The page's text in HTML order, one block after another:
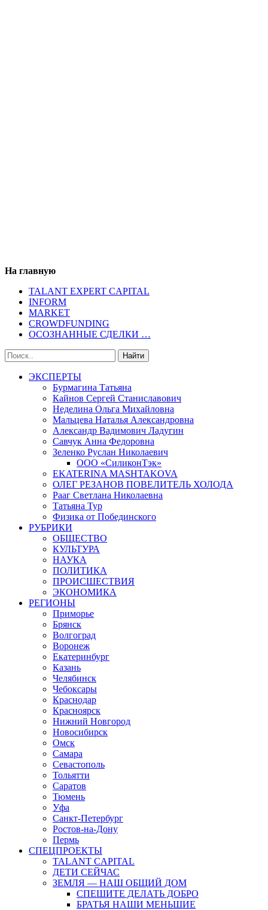
На главную
TALANT EXPERT CAPITAL
INFORM
MARKET
CROWDFUNDING
ОСОЗНАННЫЕ СДЕЛКИ …
ЭКСПЕРТЫ
Бурмагина Татьяна
Кайнов Сергей Станиславович
Неделина Ольга Михайловна
Мальцева Наталья Александровна
Александр Вадимович Ладугин
Савчук Анна Федоровна
Зеленко Руслан Николаевич
ООО «СиликонТэк»
EKATERINA MASHTAKOVA
ОЛЕГ РЕЗАНОВ ПОВЕЛИТЕЛЬ ХОЛОДА
Рааг Светлана Николаевна
Татьяна Тур
Физика от Побединского
РУБРИКИ
ОБЩЕСТВО
КУЛЬТУРА
НАУКА
ПОЛИТИКА
ПРОИСШЕСТВИЯ
ЭКОНОМИКА
РЕГИОНЫ
Приморье
Брянск
Волгоград
Воронеж
Екатеринбург
Казань
Челябинск
Чебоксары
Краснодар
Красноярск
Нижний Новгород
Новосибирск
Омск
Самара
Севастополь
Тольятти
Саратов
Тюмень
Уфа
Санкт-Петербург
Ростов-на-Дону
Пермь
СПЕЦПРОЕКТЫ
TALANT CAPITAL
ДЕТИ СЕЙЧАС
ЗЕМЛЯ — НАШ ОБЩИЙ ДОМ
СПЕШИТЕ ДЕЛАТЬ ДОБРО
БРАТЬЯ НАШИ МЕНЬШИЕ